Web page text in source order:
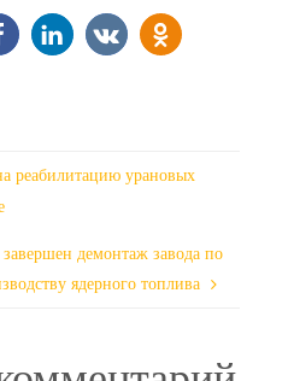
реабилитацию урановых
демонтаж завода по
ядерного топлива